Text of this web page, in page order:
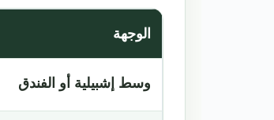
الوجهة
وسط إشبيلية أو الفندق